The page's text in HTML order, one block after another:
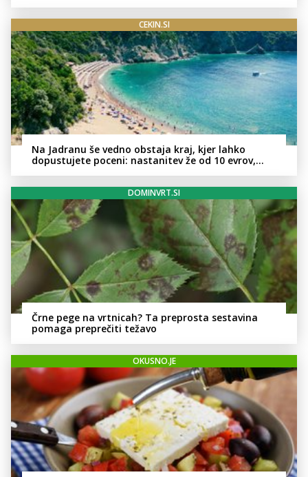
CEKIN.SI
Na Jadranu še vedno obstaja kraj, kjer lahko
dopustujete poceni: nastanitev že od 10 evrov,
DOMINVRT.SI
Črne pege na vrtnicah? Ta preprosta sestavina
pomaga preprečiti težavo
OKUSNO.JE